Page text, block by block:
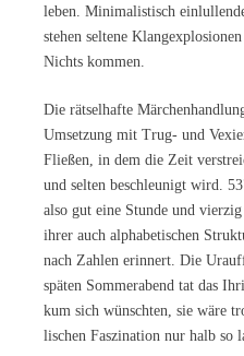
le­ben. Mi­ni­ma­lis­tisch
ste­hen sel­te­ne
Nichts kommen.
Die rät­sel­haf­te
Um­set­zung mit Trug- und
Flie­ßen, in dem die Zeit
und sel­ten be­schleu­nigt wird.
also gut eine Stun­de und
ih­rer auch al­pha­be­ti­schen
nach Zah­len er­in­nert. Die
spä­ten Som­mer­abend tat das
kum sich wünsch­ten, sie wäre
li­schen Fas­zi­na­ti­on nur halb so